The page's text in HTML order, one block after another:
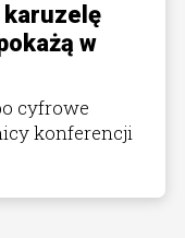
karuzelę
w
cyfrowe
konferencji